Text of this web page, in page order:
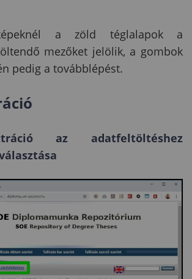
a zöld téglalapok a
mezőket jelölik, a gombok
pedig a továbblépést.
az adatfeltöltéshez